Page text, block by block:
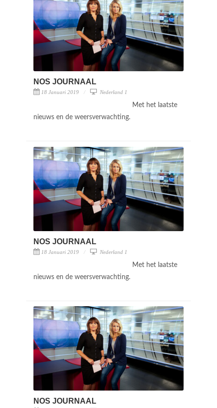
NOS JOURNAAL
18 Januari 2019 Nederland 1
Met het laatste
nieuws en de weersverwachting.
NOS JOURNAAL
18 Januari 2019 Nederland 1
Met het laatste
nieuws en de weersverwachting.
NOS JOURNAAL